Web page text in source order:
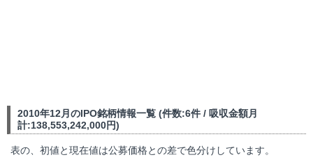
2010年12月のIPO銘柄情報一覧 (件数:6件 / 吸収金額月
計:138,553,242,000円)
表の、初値と現在値は公募価格との差で色分けしています。